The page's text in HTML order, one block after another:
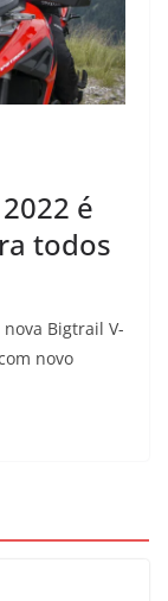
é
todos
Bigtrail V-
novo